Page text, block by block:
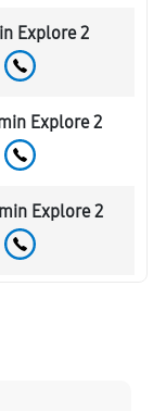
Explore 2
Explore 2
Explore 2